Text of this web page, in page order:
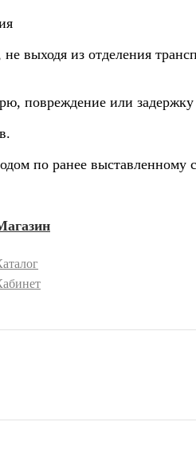
выходя из отделения
повреждение или
по ранее